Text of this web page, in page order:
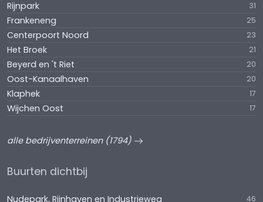
Rijnpark 31
Frankeneng 25
Centerpoort Noord 23
Het Broek 21
Beyerd en 't Riet 20
Oost-Kanaalhaven 20
Klaphek 17
Wijchen Oost 17
alle bedrijventerreinen (1794)
Buurten dichtbij
Nudepark, Rijnhaven en Industrieweg 46